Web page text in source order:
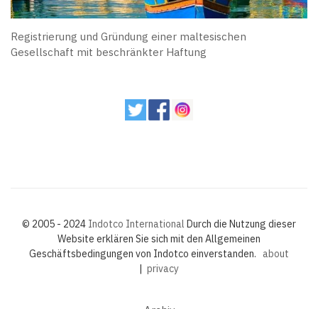
Registrierung und Gründung einer maltesischen
Gesellschaft mit beschränkter Haftung
© 2005 - 2024 Indotco International Durch die Nutzung dieser
Website erklären Sie sich mit den Allgemeinen
Geschäftsbedingungen von Indotco einverstanden. about
| privacy